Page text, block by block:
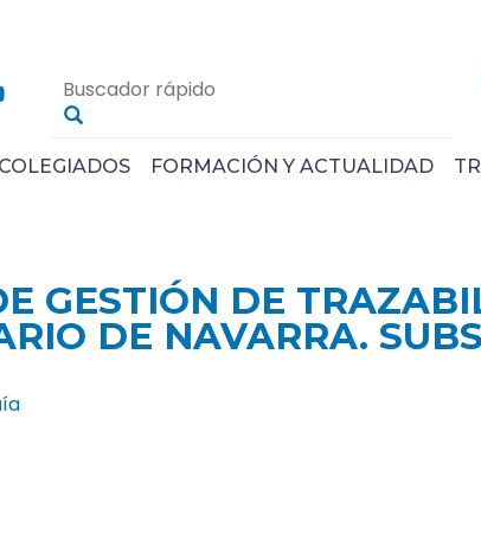
COLEGIADOS FORMACIÓN Y ACTUALIDAD
GESTIÓN DE
DE NAVARRA.